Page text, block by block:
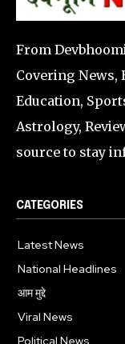
From
Covering News,
Education,
Astrology,
source to stay
CATEGORIES
Latest News
National Headlines
आम मुद्दे
Viral News
Political News